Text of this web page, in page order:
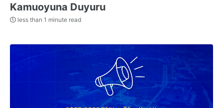
Kamuoyuna Duyuru
less than 1 minute read